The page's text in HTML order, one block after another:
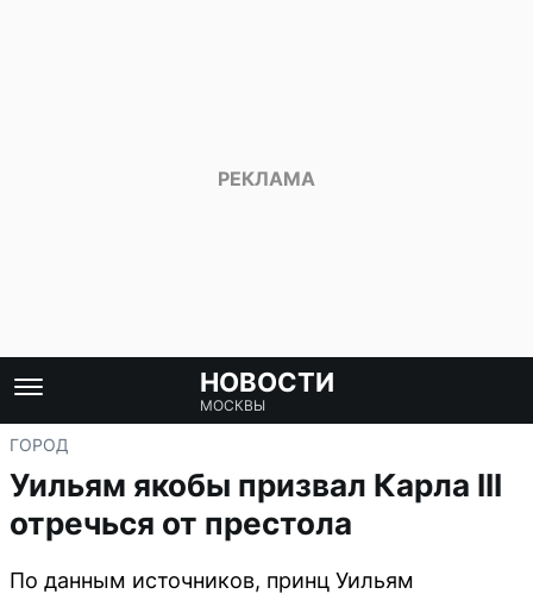
НОВОСТИ
МОСКВЫ
ГОРОД
Уильям якобы призвал Карла III
отречься от престола
По данным источников, принц Уильям